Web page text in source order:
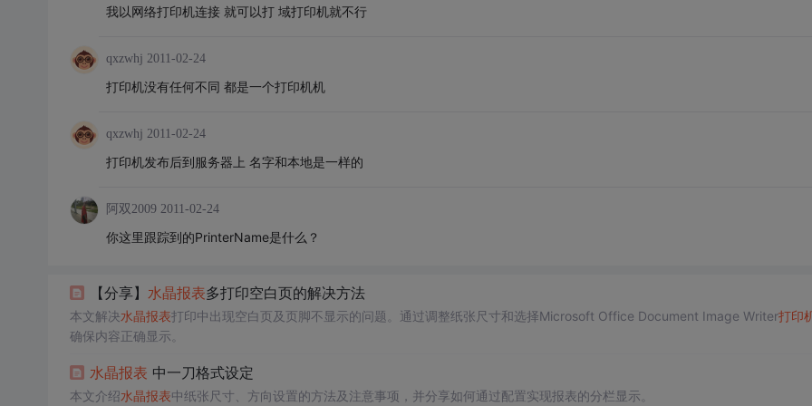
我以网络打印机连接 就可以打 域打印机就不行
qxzwhj 2011-02-24
打印机没有任何不同 都是一个打印机机
qxzwhj 2011-02-24
打印机发布后到服务器上 名字和本地是一样的
阿双2009 2011-02-24
你这里跟踪到的PrinterName是什么？
【分享】 水晶报表多打印空白页的解决方法
本文解决水晶报表打印中出现空白页及页脚不显示的问题。通过调整纸张尺寸和选择Microsoft Office Document Image Writer打印
确保内容正确显示。
水晶报表 中一刀格式设定
本文介绍水晶报表中纸张尺寸、方向设置的方法及注意事项，并分享如何通过配置实现报表的分栏显示。